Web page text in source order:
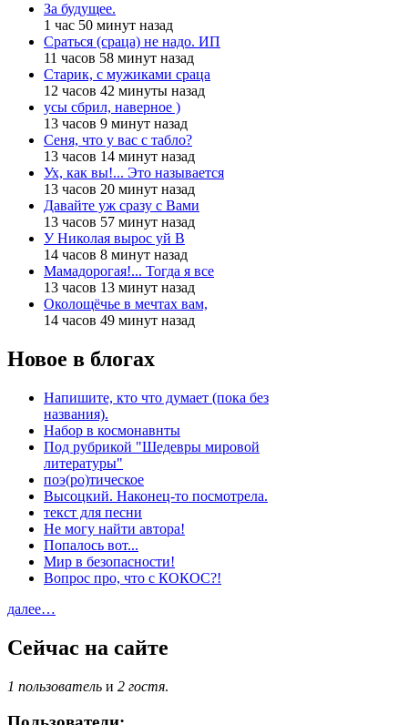
За будущее.
1 час 50 минут назад
Сраться (сраца) не надо. ИП
11 часов 58 минут назад
Старик, с мужиками сраца
12 часов 42 минуты назад
усы сбрил, наверное )
13 часов 9 минут назад
Сеня, что у вас с табло?
13 часов 14 минут назад
Ух, как вы!... Это называется
13 часов 20 минут назад
Давайте уж сразу с Вами
13 часов 57 минут назад
У Николая вырос уй В
14 часов 8 минут назад
Мамадорогая!... Тогда я все
13 часов 13 минут назад
Околощёчье в мечтах вам,
14 часов 49 минут назад
Новое в блогах
Напишите, кто что думает (пока без
названия).
Набор в космонавнты
Под рубрикой "Шедевры мировой
литературы"
поэ(ро)тическое
Высоцкий. Наконец-то посмотрела.
текст для песни
Не могу найти автора!
Попалось вот...
Мир в безопасности!
Вопрос про, что с КОКОС?!
далее…
Сейчас на сайте
1 пользователь и 2 гостя.